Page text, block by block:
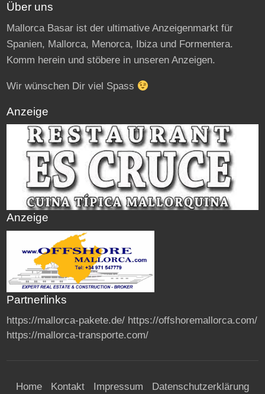
Über uns
Mallorca Basar ist der ultimative Anzeigenmarkt für
Spanien, Mallorca, Menorca, Ibiza und Formentera.
Komm herein und stöbere in unseren Anzeigen.
Wir wünschen Dir viel Spass
Anzeige
Anzeige
Partnerlinks
https://mallorca-pakete.de/ https://offshoremallorca.com/
https://mallorca-transporte.com/
Home Kontakt Impressum Datenschutzerklärung